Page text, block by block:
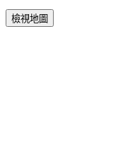
檢視地圖